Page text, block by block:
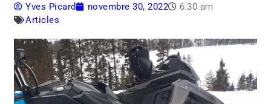
Yves Picard novembre 30, 2022
6:30 am
Articles